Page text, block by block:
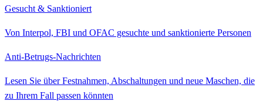
Gesucht & Sanktioniert
Von Interpol, FBI und OFAC gesuchte und sanktionierte Personen
Anti-Betrugs-Nachrichten
Lesen Sie über Festnahmen, Abschaltungen und neue Maschen, die
zu Ihrem Fall passen könnten